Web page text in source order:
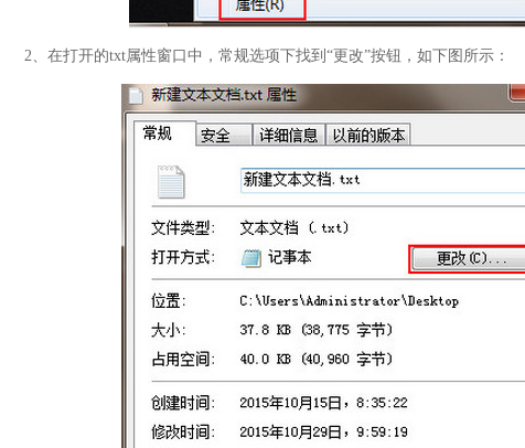
2、在打开的txt属性窗口中，常规选项下找到“更改”按钮，如下图所示：